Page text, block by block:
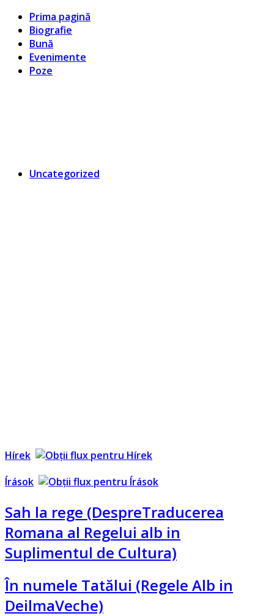
Prima pagină
Biografie
Bună
Evenimente
Poze
Uncategorized
Hírek
Írások
Sah la rege (DespreTraducerea
Romana al Regelui alb in
Suplimentul de Cultura)
În numele Tatălui (Regele Alb in
DeilmaVeche)